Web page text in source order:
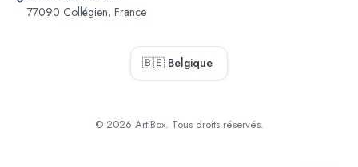
77090 Collégien, France
🇧🇪 Belgique
© 2026 ArtiBox. Tous droits réservés.